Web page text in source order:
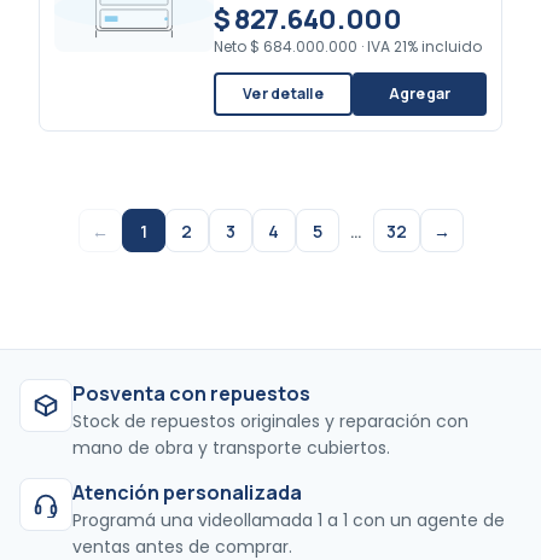
$ 827.640.000
Neto $ 684.000.000 · IVA 21% incluido
Ver detalle Agregar
← 1 2 3 4 5 … 32 →
Posventa con repuestos
Stock de repuestos originales y reparación con
mano de obra y transporte cubiertos.
Atención personalizada
Programá una videollamada 1 a 1 con un agente de
ventas antes de comprar.